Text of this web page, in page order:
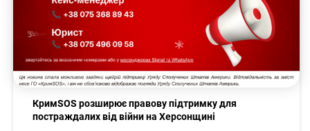
КримSOS розширює правову підтримку для
постраждалих від війни на Херсонщині